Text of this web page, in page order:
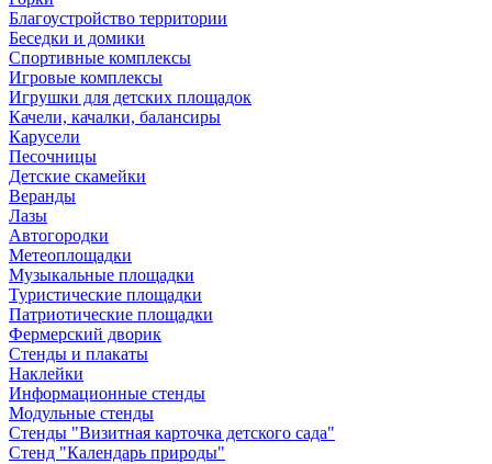
Благоустройство территории
Беседки и домики
Спортивные комплексы
Игровые комплексы
Игрушки для детских площадок
Качели, качалки, балансиры
Карусели
Песочницы
Детские скамейки
Веранды
Лазы
Автогородки
Метеоплощадки
Музыкальные площадки
Туристические площадки
Патриотические площадки
Фермерский дворик
Стенды и плакаты
Наклейки
Информационные стенды
Модульные стенды
Стенды "Визитная карточка детского сада"
Стенд "Календарь природы"